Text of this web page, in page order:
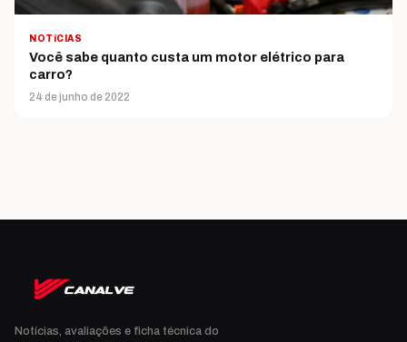
NOTíCIAS
Você sabe quanto custa um motor elétrico para
carro?
24 de junho de 2022
Notícias, avaliações e ficha técnica do